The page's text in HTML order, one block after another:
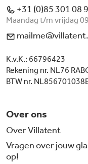
+31 (0)85 301 08
Maandag t/m vrijdag
K.v.K.: 66796423
Rekening nr. NL76
BTW nr.
Over ons
Over Villatent
Vragen over jouw
op!